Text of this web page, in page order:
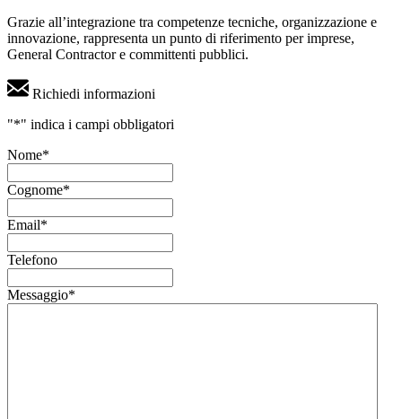
Grazie all’integrazione tra competenze tecniche, organizzazione e
innovazione, rappresenta un punto di riferimento per imprese,
General Contractor e committenti pubblici.
Richiedi informazioni
"*" indica i campi obbligatori
Nome*
Cognome*
Email*
Telefono
Messaggio*